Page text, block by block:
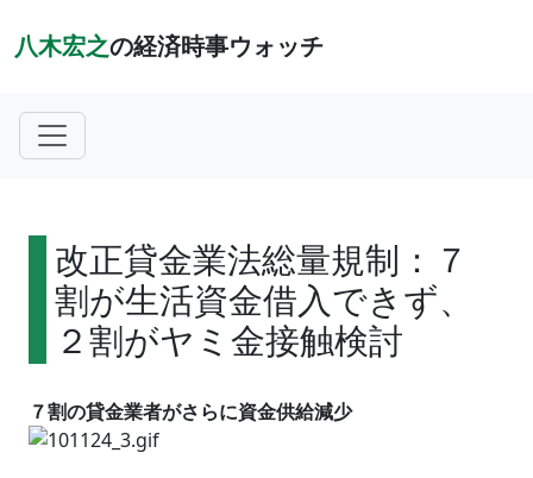
八木宏之の経済時事ウォッチ
改正貸金業法総量規制：７
割が生活資金借入できず、
２割がヤミ金接触検討
７割の貸金業者がさらに資金供給減少